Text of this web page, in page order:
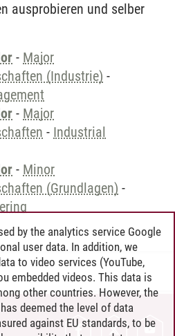
ausprobieren und selber
- Major
(Industrie) -
- Major
- Industrial
- Minor
(Grundlagen) -
by the analytics service Google
user data. In addition, we
to video services (YouTube,
embedded videos. This data is
other countries. However, the
deemed the level of data
against EU standards, to be